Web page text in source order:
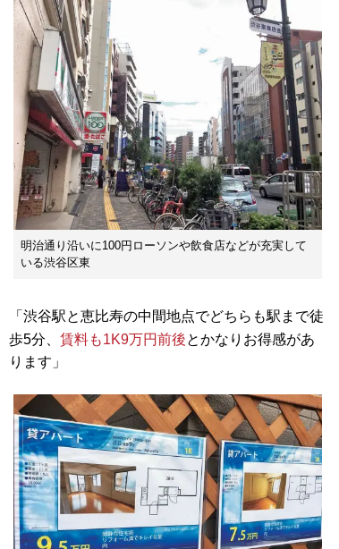
明治通り沿いに100円ローソンや飲食店などが充実して
いる渋谷区東
「渋谷駅と恵比寿の中間地点でどちらも駅まで徒
歩5分、 賃料も1K9万円前後とかなりお得感があ
ります」